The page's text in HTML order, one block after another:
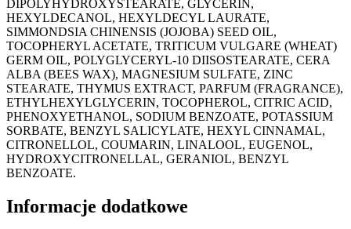
DIPOLYHYDROXYSTEARATE, GLYCERIN,
HEXYLDECANOL, HEXYLDECYL LAURATE,
SIMMONDSIA CHINENSIS (JOJOBA) SEED OIL,
TOCOPHERYL ACETATE, TRITICUM VULGARE (WHEAT)
GERM OIL, POLYGLYCERYL-10 DIISOSTEARATE, CERA
ALBA (BEES WAX), MAGNESIUM SULFATE, ZINC
STEARATE, THYMUS EXTRACT, PARFUM (FRAGRANCE),
ETHYLHEXYLGLYCERIN, TOCOPHEROL, CITRIC ACID,
PHENOXYETHANOL, SODIUM BENZOATE, POTASSIUM
SORBATE, BENZYL SALICYLATE, HEXYL CINNAMAL,
CITRONELLOL, COUMARIN, LINALOOL, EUGENOL,
HYDROXYCITRONELLAL, GERANIOL, BENZYL
BENZOATE.
Informacje dodatkowe